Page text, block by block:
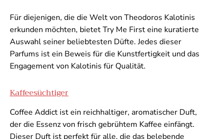
Für diejenigen, die die Welt von Theodoros Kalotinis
erkunden möchten, bietet Try Me First eine kuratierte
Auswahl seiner beliebtesten Düfte. Jedes dieser
Parfums ist ein Beweis für die Kunstfertigkeit und das
Engagement von Kalotinis für Qualität.
Kaffeesüchtiger
Coffee Addict ist ein reichhaltiger, aromatischer Duft,
der die Essenz von frisch gebrühtem Kaffee einfängt.
Dieser Duft ist perfekt für alle, die das belebende